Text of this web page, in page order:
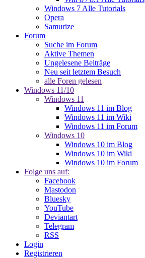
Windows 7 Alle Tutorials
Opera
Samurize
Forum
Suche im Forum
Aktive Themen
Ungelesene Beiträge
Neu seit letztem Besuch
alle Foren gelesen
Windows 11/10
Windows 11
Windows 11 im Blog
Windows 11 im Wiki
Windows 11 im Forum
Windows 10
Windows 10 im Blog
Windows 10 im Wiki
Windows 10 im Forum
Folge uns auf:
Facebook
Mastodon
Bluesky
YouTube
Deviantart
Telegram
RSS
Login
Registrieren